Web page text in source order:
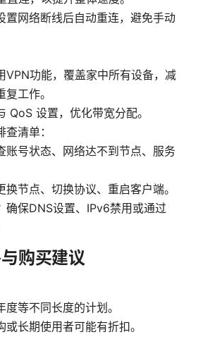
置网络断线后自动重连，避免手动
VPN功能，覆盖家中所有设备，减
工作。
QoS 设置，优化带宽分配。
清单：
账号状态、网络达不到节点、服务
换节点、切换协议、重启客户端。
确保DNS设置、IPv6禁用或通过
购买建议
度等不同长度的计划。
或长期使用者可能有折扣。